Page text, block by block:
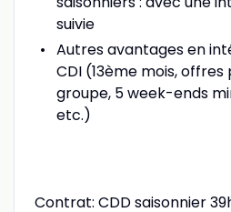
suivie
Autres avantages en
CDI (13ème mois,
groupe, 5 week-ends
etc.)
Contrat: CDD saisonnier